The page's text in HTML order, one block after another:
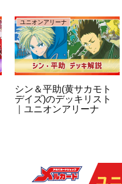
ユニオンアリーナ
シン＆平助(黄サカモト
デイズ)のデッキリスト
｜ユニオンアリーナ